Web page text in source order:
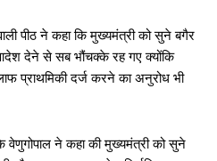
पीठ ने कहा कि मुख्यमंत्री को सुने बगैर
आदेश देने से सब भौंचक्के रह गए क्योंकि
प्राथमिकी दर्ज करने का अनुरोध भी
ने कहा की मुख्यमंत्री को सुने